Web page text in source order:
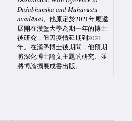
Daśabhūmikā andMahāvastu
avadāna)。他原定於2020年應邀
展開在漢堡大學為期一年的博士
後研究，但因疫情延期到2021
年。在漢堡博士後期間，他預期
將深化博士論文主題的研究、並
將博論擴展成書出版。